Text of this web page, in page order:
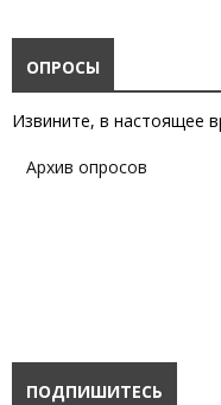
ОПРОСЫ
Извините, в настоящее
Архив опросов
ПОДПИШИТЕСЬ